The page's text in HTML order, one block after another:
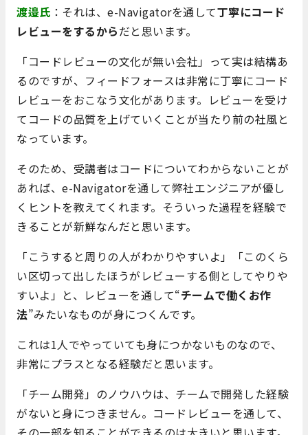
渡邉氏 ：それは、e-Navigatorを通して丁寧にコード
レビューをするからだと思います。
「コードレビューの文化が無い会社」って実は結構あ
るのですが、フィードフォースは非常に丁寧にコード
レビューをおこなう文化があります。レビューを受け
てコードの品質を上げていくことが当たり前の社風と
なっています。
そのため、受講者はコードについてわからないことが
あれば、e-Navigatorを通して弊社エンジニアが優し
くヒントを教えてくれます。そういった過程を経験で
きることが新鮮なんだと思います。
「こうすると周りの人がわかりやすいよ」「このくら
い区切って出したほうがレビューする側としてやりや
すいよ」と、レビューを通して“チームで働くお作
法”みたいなものが身につくんです。
これは1人でやっていても身につかないものなので、
非常にプラスとなる経験だと思います。
「チーム開発」のノウハウは、チームで開発した経験
がないと身につきません。コードレビューを通して、